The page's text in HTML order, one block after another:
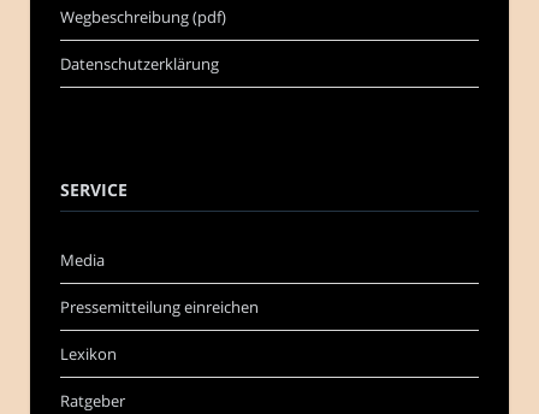
Wegbeschreibung (pdf)
Datenschutzerklärung
SERVICE
Media
Pressemitteilung einreichen
Lexikon
Ratgeber